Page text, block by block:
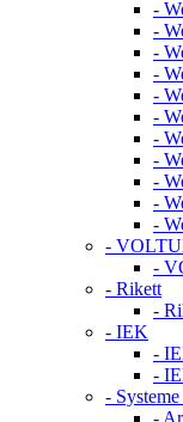
-
-
-
-
-
-
-
-
-
-
-
-
-
- Rikett
-
- IEK
-
-
-
-